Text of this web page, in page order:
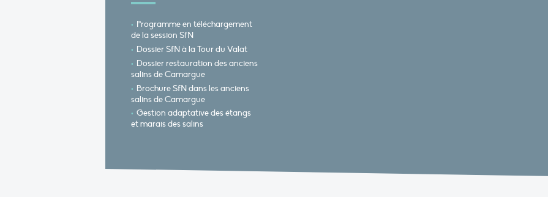
Programme en téléchargement
de la session SfN
Dossier SfN à la Tour du Valat
Dossier restauration des anciens
salins de Camargue
Brochure SfN dans les anciens
salins de Camargue
Gestion adaptative des étangs
et marais des salins